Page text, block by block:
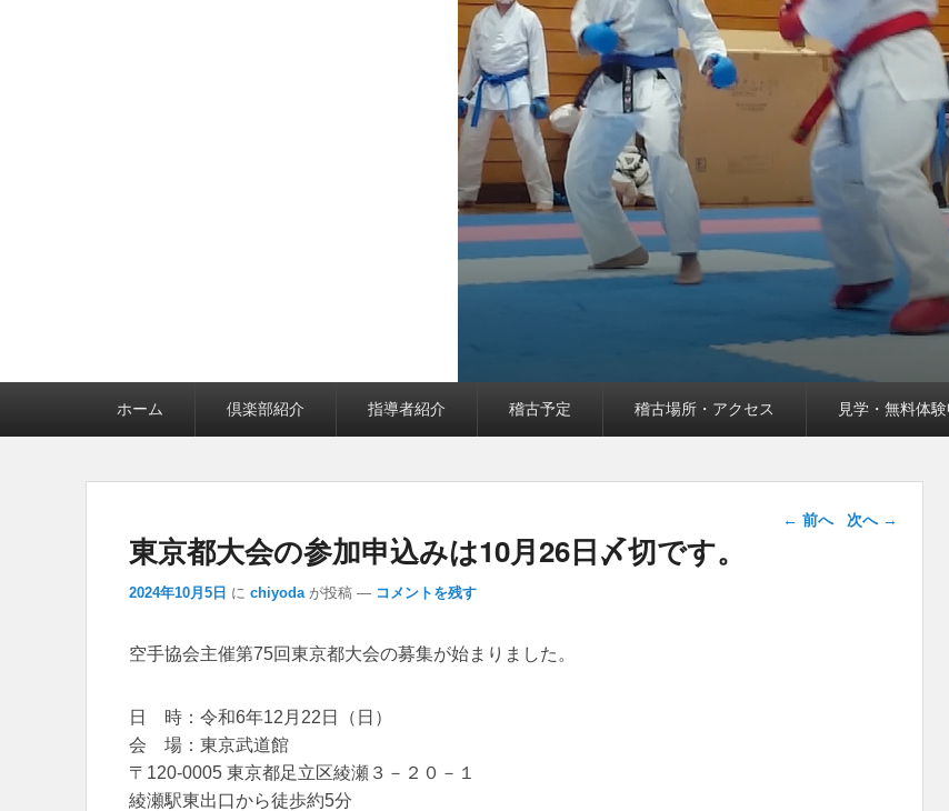
ホーム 倶楽部紹介 指導者紹介 稽古予定 稽古場所・アクセス 見学・無料体
投稿ナビゲー
ション
← 前へ 次へ →
東京都大会の参加申込みは10月26日〆切です。
2024年10月5日 に chiyoda が投稿 — コメントを残す
空手協会主催第75回東京都大会の募集が始まりました。
日 時：令和6年12月22日（日）
会 場：東京武道館
〒120-0005 東京都足立区綾瀬３－２０－１
綾瀬駅東出口から徒歩約5分